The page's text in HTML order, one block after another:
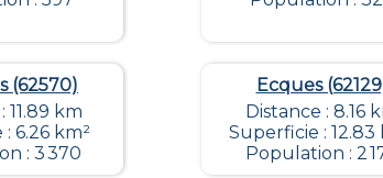
(62570)
11.89 km
6.26 km²
: 3 370
Ecques
Distance : 8.16
Superficie : 12.83
Population : 2